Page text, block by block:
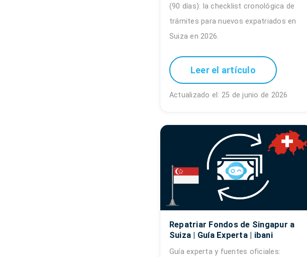
(90 días): la checklist cronológica de
trámites para nuevos expatriados en
Suiza en 2026.
Leer el artículo
Actualizado el: 25 de junio de 2026
Repatriar Fondos de Singapur a
Suiza | Guía Experta | ibani
Guía experta y fuentes oficiales: